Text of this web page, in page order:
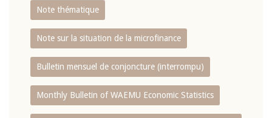
Note thématique
Note sur la situation de la microfinance
Bulletin mensuel de conjoncture (interrompu)
Monthly Bulletin of WAEMU Economic Statistics